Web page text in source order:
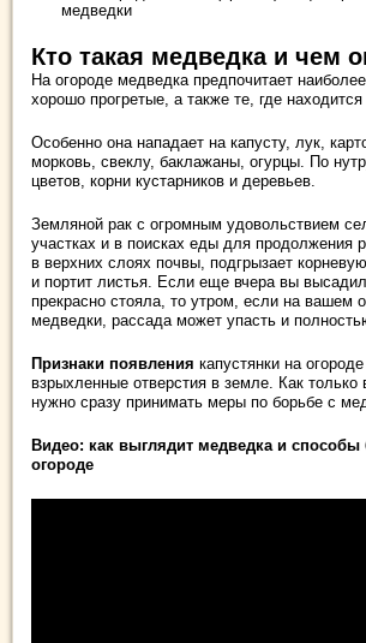
медведки
Кто такая медведка и чем
На огороде медведка предпочитает
хорошо прогретые, а также те, где находится
Особенно она нападает на капусту, лук,
морковь, свеклу, баклажаны, огурцы. По
цветов, корни кустарников и деревьев.
Земляной рак с огромным удовольствием
участках и в поисках еды для продолжения
в верхних слоях почвы, подгрызает
и портит листья. Если еще вчера вы
прекрасно стояла, то утром, если на вашем
медведки, рассада может упасть и
Признаки появления капустянки на
взрыхленные отверстия в земле. Как только
нужно сразу принимать меры по борьбе с
Видео: как выглядит медведка и
огороде